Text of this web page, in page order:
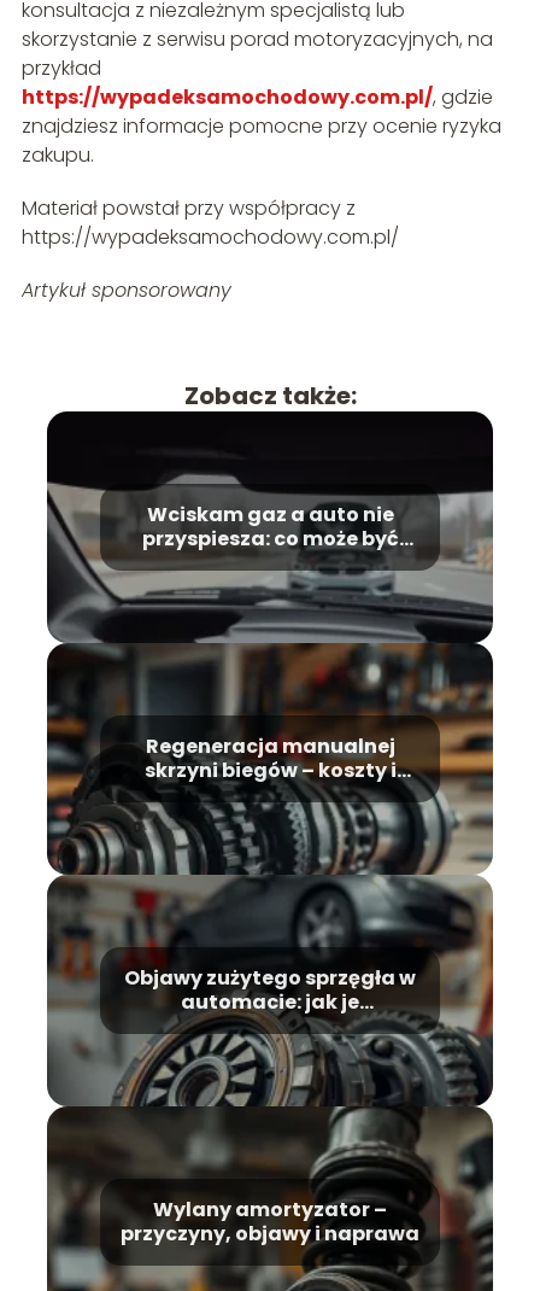
konsultacja z niezależnym specjalistą lub
skorzystanie z serwisu porad motoryzacyjnych, na
przykład
https://wypadeksamochodowy.com.pl/, gdzie
znajdziesz informacje pomocne przy ocenie ryzyka
zakupu.
Materiał powstał przy współpracy z
https://wypadeksamochodowy.com.pl/
Artykuł sponsorowany
Zobacz także:
Wciskam gaz a auto nie
przyspiesza: co może być
przyczyną?
Regeneracja manualnej
skrzyni biegów – koszty i
przebieg
Objawy zużytego sprzęgła w
automacie: jak je
rozpoznać?
Wylany amortyzator –
przyczyny, objawy i naprawa